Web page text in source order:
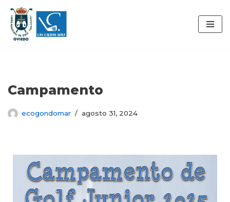
Saltar
al
Campamento
ecogondomar agosto 31, 2024